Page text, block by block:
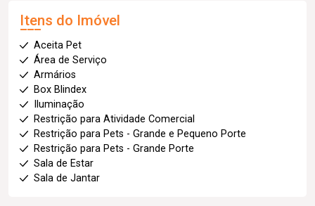
Itens do Imóvel
Aceita Pet
Área de Serviço
Armários
Box Blindex
Iluminação
Restrição para Atividade Comercial
Restrição para Pets - Grande e Pequeno Porte
Restrição para Pets - Grande Porte
Sala de Estar
Sala de Jantar